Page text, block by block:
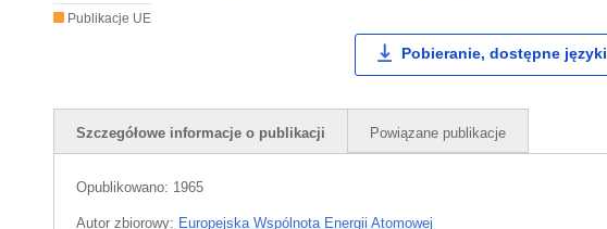
Publikacje UE
Pobieranie, dostępne języki
Szczegółowe informacje o publikacji Powiązane publikacje
Opublikowano: 1965
Autor zbiorowy: Europejska Wspólnota Energii Atomowej